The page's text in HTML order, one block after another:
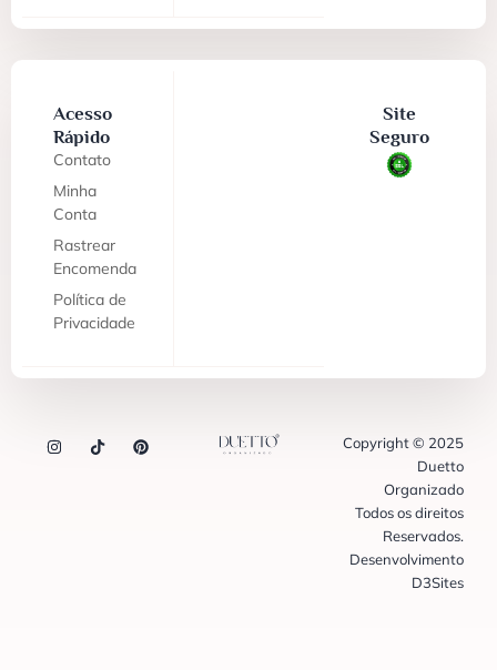
Acesso
Rápido
Contato
Minha
Conta
Rastrear
Encomenda
Política de
Privacidade
Site
Seguro
Copyright © 2025
Duetto
Organizado
Todos os direitos
Reservados.
Desenvolvimento
D3Sites